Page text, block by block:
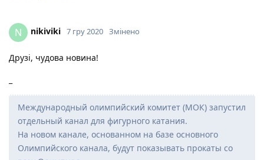
N nikiviki 7 гру 2020 Змінено
Друзі, чудова новина!
Международный олимпийский комитет (МОК) запустил
отдельный канал для фигурного катания.
На новом канале, основанном на базе основного
Олимпийского канала, будут показывать прокаты со